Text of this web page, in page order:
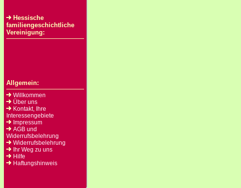
Hessische
familiengeschichtliche
Vereinigung:
Allgemein:
Willkommen
Über uns
Kontakt, Ihre
Interessengebiete
Impressum
AGB und
Widerrufsbelehrung
Widerrufsbelehrung
Ihr Weg zu uns
Hilfe
Haftungshinweis